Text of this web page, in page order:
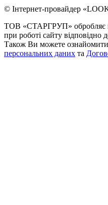
© Інтернет-провайдер
ТОВ «СТАРГРУП» обробляє
при роботі сайту відповідно
Також Ви можете
персональних даних та